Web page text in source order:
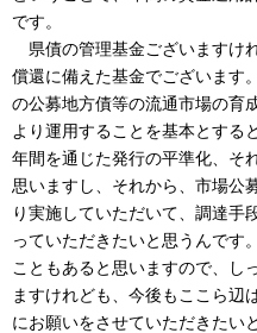
です。
県債の管理基金ございますけ
償還に備えた基金でございます
の公募地方債等の流通市場の育
より運用することを基本とする
年間を通じた発行の平準化、そ
思いますし、それから、市場公
り実施していただいて、調達手
っていただきたいと思うんです
こともあると思いますので、し
ますけれども、今後もここら辺
にお願いをさせていただきたい